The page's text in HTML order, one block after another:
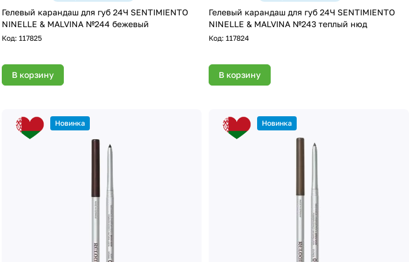
Гелевый карандаш для губ 24Ч SENTIMIENTO
NINELLE & MALVINA №244 бежевый
Код: 117825
В корзину
Гелевый карандаш для губ 24Ч SENTIMIENTO
NINELLE & MALVINA №243 теплый нюд
Код:117824
В корзину
Новинка Новинка